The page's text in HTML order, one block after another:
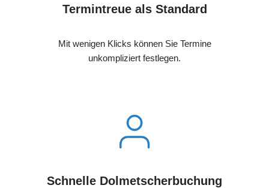
Termintreue als Standard
Mit wenigen Klicks können Sie Termine
unkompliziert festlegen.
Schnelle Dolmetscherbuchung